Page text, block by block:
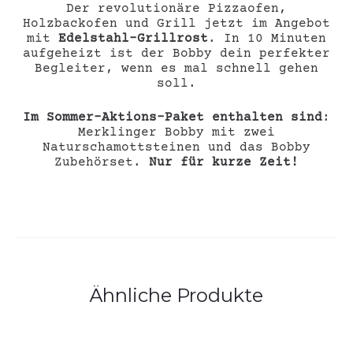
Der revolutionäre Pizzaofen,
Holzbackofen und Grill jetzt im Angebot
mit Edelstahl-Grillrost. In 10 Minuten
aufgeheizt ist der Bobby dein perfekter
Begleiter, wenn es mal schnell gehen
soll.
Im Sommer-Aktions-Paket enthalten sind:
Merklinger Bobby mit zwei
Naturschamottsteinen und das Bobby
Zubehörset. Nur für kurze Zeit!
Ähnliche Produkte